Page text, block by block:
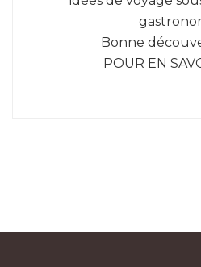
Bonne
POUR EN